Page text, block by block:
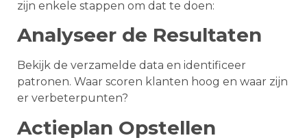
zijn enkele stappen om dat te doen:
Analyseer de Resultaten
Bekijk de verzamelde data en identificeer
patronen. Waar scoren klanten hoog en waar zijn
er verbeterpunten?
Actieplan Opstellen